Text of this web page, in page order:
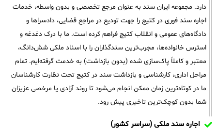
دارد. مجموعه ایران سند به عنوان مرجع تخصصی و بدون واسطه، خدمات
اجاره سند فوری در کتیج را جهت تودیع در مراجع قضایی، دادسراها و
دادگاه‌های عمومی و انقلاب کتیج فراهم کرده است. ما با درک دغدغه و
استرس خانواده‌ها، مجرب‌ترین سندگذاران را با اسناد ملکی شش‌دانگ،
معتبر و کاملاً پاک‌سازی شده (بدون بازداشت) به خدمت گرفته‌ایم. تمام
مراحل اداری، کارشناسی و بازداشت سند در کتیج تحت نظارت کارشناسان
ما در کوتاه‌ترین زمان ممکن انجام می‌شود تا روند آزادی یا مرخصی عزیزان
شما بدون کوچک‌ترین تاخیری پیش رود.
اجاره سند ملکی (سراسر کشور)